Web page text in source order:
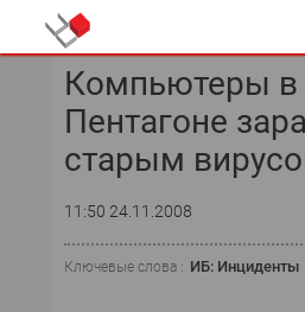
Компьютеры в
Пентагоне
старым
11:50 24.11.2008
Ключевые слова : ИБ: Инциденты